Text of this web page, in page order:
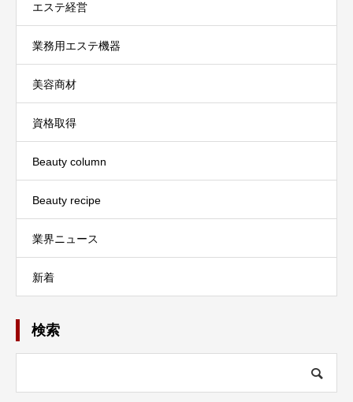
エステ経営
業務用エステ機器
美容商材
資格取得
Beauty column
Beauty recipe
業界ニュース
新着
検索